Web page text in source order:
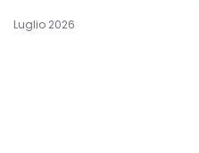
Luglio 2026